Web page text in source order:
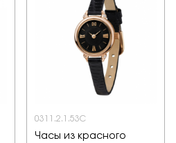
0311.2.1.53C
Часы из красного